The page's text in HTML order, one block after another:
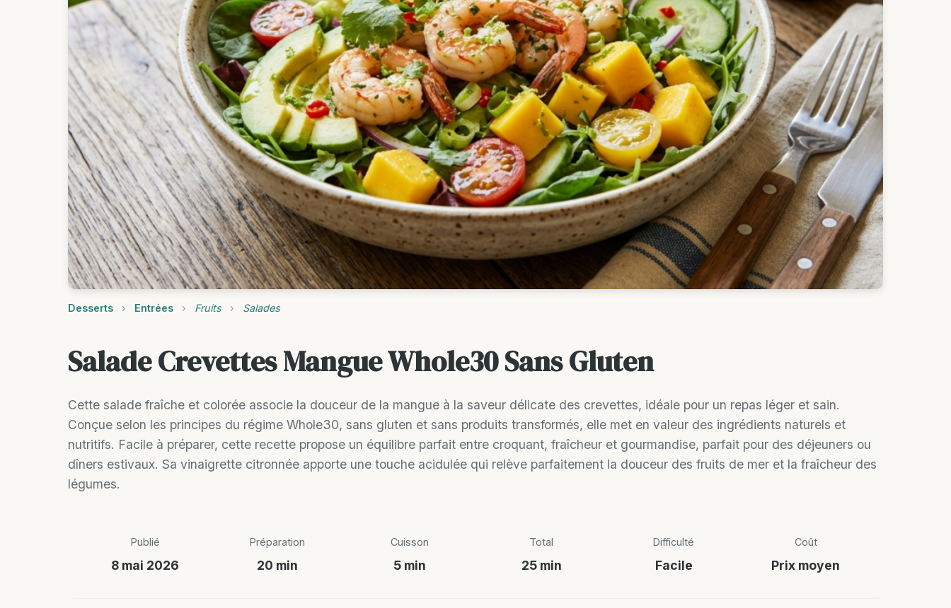
Desserts › Entrées › Fruits › Salades
Salade Crevettes Mangue Whole30 Sans Gluten
Cette salade fraîche et colorée associe la douceur de la mangue à la saveur délicate des crevettes, idéale pour un repas léger et sain.
Conçue selon les principes du régime Whole30, sans gluten et sans produits transformés, elle met en valeur des ingrédients naturels et
nutritifs. Facile à préparer, cette recette propose un équilibre parfait entre croquant, fraîcheur et gourmandise, parfait pour des déjeuners ou
dîners estivaux. Sa vinaigrette citronnée apporte une touche acidulée qui relève parfaitement la douceur des fruits de mer et la fraîcheur des
légumes.
Publié
8 mai 2026
Préparation
20 min
Cuisson
5 min
Total
25 min
Difficulté
Facile
Coût
Prix moyen